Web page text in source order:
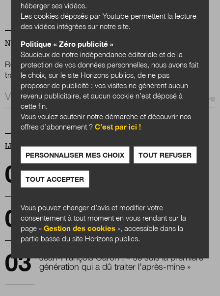
NEWSLETTER
Renseignez votre email afin de suivre l'actualité de la
transformation publique.
Email *
LES PLUS LUS
Numérisation de l’urbanisme : si proche et si
loin
Les plans de transformation ministérielle sont
lancés
Jean-François Caron : « Je suis la première
génération qui a dû traiter l’après-mine »
héberger ses vidéos.
Les cookies déposés par Youtube permettent la lecture
des vidéos intégrées sur notre site.
Politique « Zéro publicité »
Soucieux de notre indépendance éditoriale et de la
protection de vos données personnelles, nous avons fait
le choix, sur le site Horizons publics, de ne pas
proposer de publicité : vos visites ne génèrent aucun
revenu publicitaire, et aucun cookie n’est déposé à
cette fin.
Vous voulez soutenir notre démarche et découvrir nos
offres d’abonnement ?C’est par ici !
PERSONNALISER MES CHOIX TOUT REFUSER
TOUT ACCEPTER
Vous pouvez changer d’avis et modifier votre
consentement à tout moment en vous rendant sur la
page «Gestion des cookies », accessible dans la
partie basse du site Horizons publics.